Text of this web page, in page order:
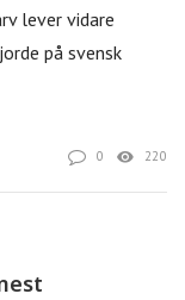
lever vidare
på svensk
0 220